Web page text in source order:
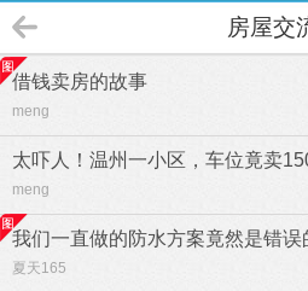
房屋交
借钱卖房的故事
meng
太吓人！温州一小区，车位竟卖
meng
我们一直做的防水方案竟然是错误
夏天165